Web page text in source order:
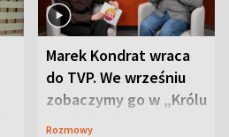
Marek Kondrat wraca
do TVP. We wrześniu
zobaczymy go w „Królu
Maciusiu I”
Rozmowy